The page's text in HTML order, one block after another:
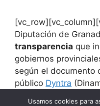
Diputación de
transparencia que
gobiernos
según el documento
público Dyntra
Usamos cookies para